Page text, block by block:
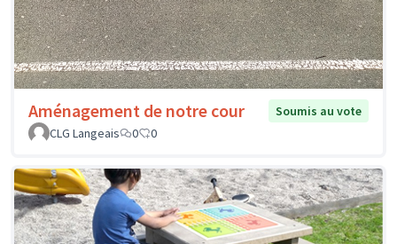
Aménagement de notre cour
Soumis au vote
CLG Langeais
0 0